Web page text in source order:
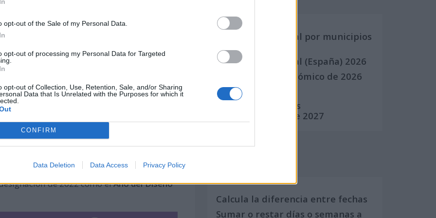
opt-out of the Sale of my Personal Data.
opt-out of processing my Personal Data for Targeted
opt-out of Collection, Use, Retention, Sale, and/or Sharing
Data that Is Unrelated with the Purposes for which it
CONFIRM
Data Deletion Data Access Privacy Policy
del futuro y su contribución a la
resilientes
de Arquitectos eligió el lema:
la arquitectura para crear comunidades
la relación entre las zonas urbanas y
bienestar
el bienestar".
de 2022 como elAño del Diseño
Calendario Laboral por municipios
Calendario Laboral (España) 2026
Calendario Astronómico de 2026
Calendario Lunar
Calendario de Días
Internacionales de 2027
Calcula la diferencia entre fechas
Sumar o restar días o semanas a